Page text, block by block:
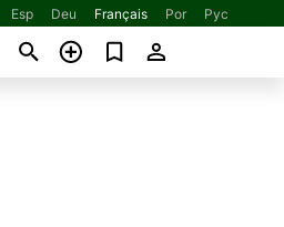
Esp Deu Français Por Рус